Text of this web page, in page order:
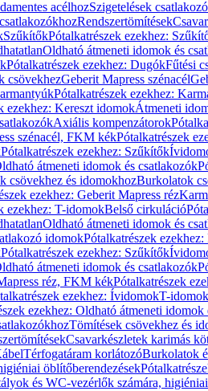
acélhozSzigetelések
Rendszertömítések
SzűkítőkPótalkatrészek ezekhez:
Oldható átmeneti idomok és
Pótalkatrészek ezekhez: DugókFűtési
csövekhezGeberit Mapress szénacél
Pótalkatrészek ezekhez:
ezekhez: Kereszt idomokÁtmeneti
Axiális kompenzátorok
szénacél, FKM kékPótalkatrészek
Pótalkatrészek ezekhez: Szűkítők
átmeneti idomok és csatlakozók
csövekhez és idomokhozBurkolatok
ezekhez: Geberit Mapress réz
ezekhez: T-idomokBelső cirkuláció
Oldható átmeneti idomok és
idomokPótalkatrészek
Pótalkatrészek ezekhez: Szűkítők
átmeneti idomok és csatlakozók
réz, FKM kékPótalkatrészek
ezekhez: ÍvidomokT-idomok
ezekhez: Oldható átmeneti idomok
Tömítések csövekhez és
Csavarkészletek karimás
Térfogatáram korlátozóBurkolatok
öblítőberendezések
és WC-vezérlők számára,